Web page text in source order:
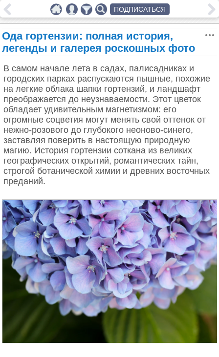
Ода гортензии: полная история,
легенды и галерея роскошных фото
В самом начале лета в садах, палисадниках и
городских парках распускаются пышные, похожие
на легкие облака шапки гортензий, и ландшафт
преображается до неузнаваемости. Этот цветок
обладает удивительным магнетизмом: его
огромные соцветия могут менять свой оттенок от
нежно-розового до глубокого неоново-синего,
заставляя поверить в настоящую природную
магию. История гортензии соткана из великих
географических открытий, романтических тайн,
строгой ботанической химии и древних восточных
преданий.
ПОДПИСАТЬСЯ